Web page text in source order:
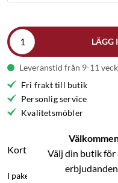
Välj din butik för
LÄGG
Leveranstid från 9-11
Fri frakt till butik
Personlig service
Kvalitetsmöbler
Kort produktbeskrivning
I paketet ingår: